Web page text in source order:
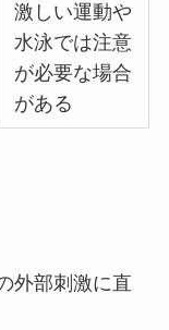
激しい運動や
水泳では注意
が必要な場合
がある
外部刺激に直